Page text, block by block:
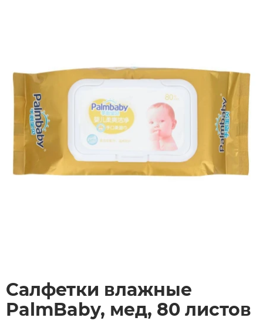
Салфетки влажные
PalmBaby, мед, 80 листов